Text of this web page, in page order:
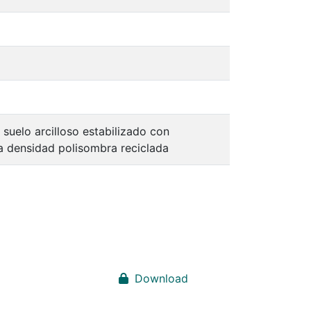
arcilloso estabilizado con
polisombra reciclada
Download